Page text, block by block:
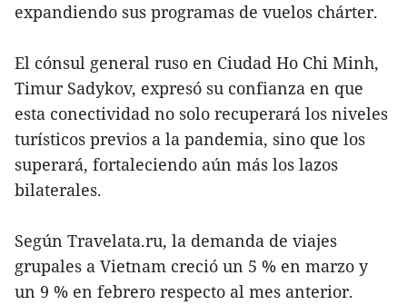
expandiendo sus programas de vuelos chárter.
El cónsul general ruso en Ciudad Ho Chi Minh,
Timur Sadykov, expresó su confianza en que
esta conectividad no solo recuperará los niveles
turísticos previos a la pandemia, sino que los
superará, fortaleciendo aún más los lazos
bilaterales.
Según Travelata.ru, la demanda de viajes
grupales a Vietnam creció un 5 % en marzo y
un 9 % en febrero respecto al mes anterior.